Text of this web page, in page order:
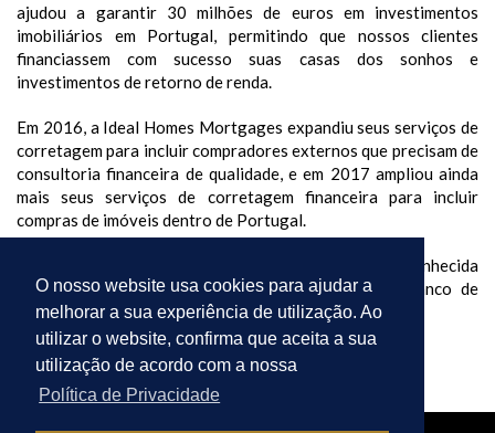
O nosso website usa cookies para ajudar a
melhorar a sua experiência de utilização. Ao
utilizar o website, confirma que aceita a sua
utilização de acordo com a nossa
Política de Privacidade
ajudou a garantir 30 milhões de euros em investimentos
imobiliários em Portugal, permitindo que nossos clientes
financiassem com sucesso suas casas dos sonhos e
investimentos de retorno de renda.
Em 2016, a Ideal Homes Mortgages expandiu seus serviços de
corretagem para incluir compradores externos que precisam de
consultoria financeira de qualidade, e em 2017 ampliou ainda
mais seus serviços de corretagem financeira para incluir
compras de imóveis dentro de Portugal.
A partir de 2019, a Ideal Homes Mortgages foi reconhecida
como mediadora de crédito registrada junto ao Banco de
Portugal (0003624).